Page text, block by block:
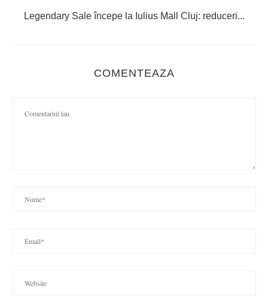
Legendary Sale începe la Iulius Mall Cluj: reduceri...
COMENTEAZA